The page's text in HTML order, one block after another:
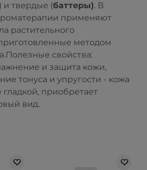
и твердые (баттеры). В
применяют
растительного
методом
Полезные свойства:
и защита кожи,
тонуса и упругости - кожа
гладкой, приобретает
вид.